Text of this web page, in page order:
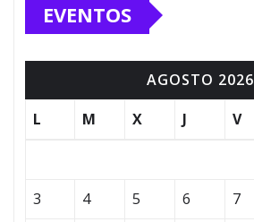
EVENTOS
AGOSTO 2026
L
M X J V
3
4 5 6 7